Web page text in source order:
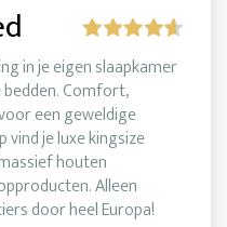
in je eigen slaapkamer
bedden. Comfort,
een geweldige
vind je luxe kingsize
houten
Alleen
door heel Europa!